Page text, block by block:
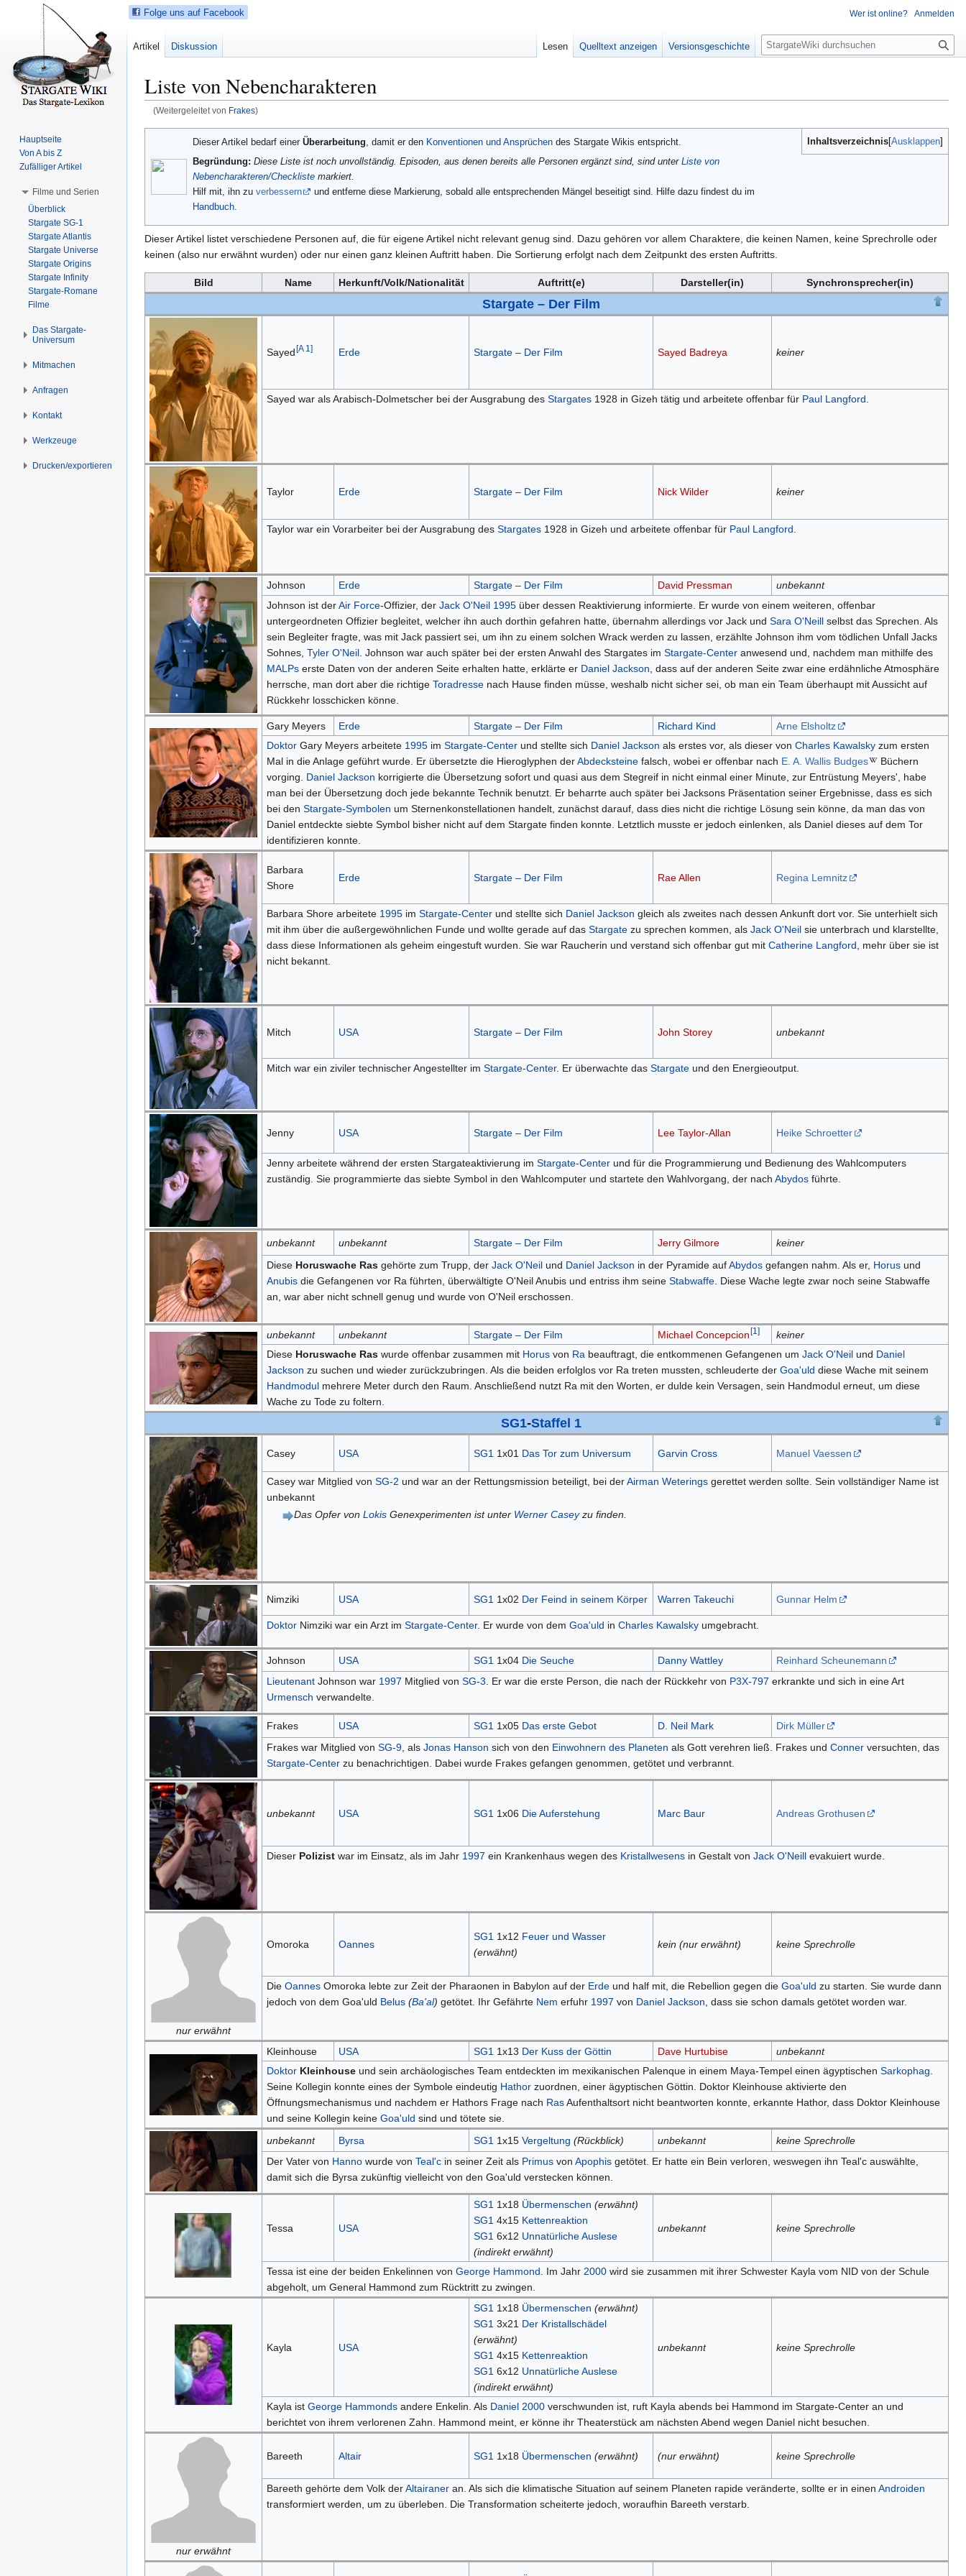
Liste von Nebencharakteren
(Weitergeleitet von Frakes)
g
a
i
e
s
r
Ausklappen
Inhaltsverzeichnis
Dieser Artikel bedarf einer Überarbeitung , damit er den Konventionen und Ansprüchen des Stargate Wikis entspricht.
Begründung: Diese Liste ist noch unvollständig. Episoden, aus denen bereits alle Personen ergänzt sind, sind unter Liste von
Nebencharakteren/Checkliste markiert.
Hilf mit, ihn zu verbessern
und entferne diese Markierung, sobald alle entsprechenden Mängel beseitigt sind. Hilfe dazu findest du im
Handbuch.
Dieser Artikel listet verschiedene Personen auf, die für eigene Artikel nicht relevant genug sind. Dazu gehören vor allem Charaktere, die keinen Namen, keine Sprechrolle oder
keinen (also nur erwähnt wurden) oder nur einen ganz kleinen Auftritt haben. Die Sortierung erfolgt nach dem Zeitpunkt des ersten Auftritts.
Bild Name Herkunft/Volk/Nationalität Auftritt(e) Darsteller(in) Synchronsprecher(in)
Stargate – Der Film
Sayed[A 1 ] Erde Stargate – Der Film Sayed Badreya keiner
Sayed war als Arabisch-Dolmetscher bei der Ausgrabung des Stargates1928 in Gizeh tätig und arbeitete offenbar für Paul Langford
Taylor Erde Stargate – Der Film Nick Wilder keiner
Taylor war ein Vorarbeiter bei der Ausgrabung des Stargates1928 in Gizeh und arbeitete offenbar für Paul Langford
Johnson Erde Stargate – Der Film David Pressman
unbekannt
Johnson ist derAir Force-Offizier, der Jack O'Neil 1995über dessen Reaktivierung informierte. Er wurde von einem weiteren, offenbar
untergeordneten Offizier begleitet, welcher ihn auch dorthin gefahren hatte, übernahm allerdings vor Jack und Sara O'Neillselbst das Sprechen. Als
sein Begleiter fragte, was mit Jack passiert sei, um ihn zu einem solchen Wrack werden zu lassen, erzählte Johnson ihm vom tödlichen Unfall Jacks
Sohnes, Tyler O'Neil. Johnson war auch später bei der ersten Anwahl des Stargates im Stargate-Centeranwesend und, nachdem man mithilfe des
MALPserste Daten von der anderen Seite erhalten hatte, erklärte er Daniel Jackson , dass auf der anderen Seite zwar eine erdähnliche Atmosphäre
herrsche, man dort aber die richtige Toradressenach Hause finden müsse, weshalb nicht sicher sei, ob man ein Team überhaupt mit Aussicht auf
Rückkehr losschicken könne.
Gary Meyers Erde Stargate – Der Film Richard Kind
Arne Elsholtz
DoktorGary Meyers arbeitete 1995im Stargate-Centerund stellte sich Daniel Jackson als erstes vor, als dieser von Charles Kawalskyzum ersten
Mal in die Anlage geführt wurde. Er übersetzte die Hieroglyphen derAbdecksteinefalsch, wobei er offenbar nach E. A. Wallis Budges
Büchern
vorging. Daniel Jackson korrigierte die Übersetzung sofort und quasi aus dem Stegreif in nicht einmal einer Minute, zur Entrüstung Meyers', habe
man bei der Übersetzung doch jede bekannte Technik benutzt. Er beharrte auch später bei Jacksons Präsentation seiner Ergebnisse, dass es sich
bei den Stargate-Symbolen um Sternenkonstellationen handelt, zunächst darauf, dass dies nicht die richtige Lösung sein könne, da man das von
Daniel entdeckte siebte Symbol bisher nicht auf dem Stargate finden konnte. Letztlich musste er jedoch einlenken, als Daniel dieses auf dem Tor
identifizieren konnte.
Barbara
Shore
Erde Stargate – Der Film Rae Allen Regina Lemnitz
Barbara Shore arbeitete 1995im Stargate-Centerund stellte sich Daniel Jackson gleich als zweites nach dessen Ankunft dort vor. Sie unterhielt sich
mit ihm über die außergewöhnlichen Funde und wollte gerade auf das Stargatezu sprechen kommen, als Jack O'Neilsie unterbrach und klarstellte,
dass diese Informationen als geheim eingestuft wurden. Sie war Raucherin und verstand sich offenbar gut mit Catherine Langford , mehr über sie ist
nicht bekannt.
Mitch USA Stargate – Der Film John Storey unbekannt
Mitch war ein ziviler technischer Angestellter im Stargate-Center. Er überwachte das Stargateund den Energieoutput.
Jenny USA Stargate – Der Film Lee Taylor-Allan Heike Schroetter
Jenny arbeitete während der ersten Stargateaktivierung im Stargate-Centerund für die Programmierung und Bedienung des Wahlcomputers
zuständig. Sie programmierte das siebte Symbol in den Wahlcomputer und startete den Wahlvorgang, der nach Abydosführte.
unbekannt unbekannt Stargate – Der Film Jerry Gilmore
keiner
Diese Horuswache Rasgehörte zum Trupp, der Jack O'Neilund Daniel Jackson in der Pyramide aufAbydosgefangen nahm. Als er, Horusund
Anubisdie Gefangenen vor Ra führten, überwältigte O'Neil Anubis und entriss ihm seine Stabwaffe. Diese Wache legte zwar noch seine Stabwaffe
an, war aber nicht schnell genug und wurde von O'Neil erschossen.
unbekannt unbekannt Stargate – Der Film Michael Concepcion[1 ]
keiner
Diese Horuswache Raswurde offenbar zusammen mit Horusvon Ra beauftragt, die entkommenen Gefangenen um Jack O'Neilund Daniel
Jackson zu suchen und wieder zurückzubringen. Als die beiden erfolglos vor Ra treten mussten, schleuderte der Goa'uld diese Wache mit seinem
Handmodulmehrere Meter durch den Raum. Anschließend nutzt Ra mit den Worten, er dulde kein Versagen, sein Handmodul erneut, um diese
Wache zu Tode zu foltern.
SG1-Staffel 1
Casey USA SG1 1x01 Das Tor zum Universum Garvin Cross Manuel Vaessen
Casey war Mitglied von SG-2 und war an der Rettungsmission beteiligt, bei derAirman Weteringsgerettet werden sollte. Sein vollständiger Name ist
unbekannt
Das Opfer von LokisGenexperimenten ist unter Werner Caseyzu finden.
Nimziki USA SG1 1x02 Der Feind in seinem Körper Warren Takeuchi Gunnar Helm
DoktorNimziki war ein Arzt im Stargate-Center. Er wurde von dem Goa'uld in Charles Kawalskyumgebracht.
Johnson USA SG1 1x04 Die Seuche Danny Wattley
Reinhard Scheunemann
LieutenantJohnson war 1997 Mitglied von SG-3 . Er war die erste Person, die nach der Rückkehr von P3X-797 erkrankte und sich in eine Art
Urmensch verwandelte.
Frakes USA SG1 1x05 Das erste Gebot D. Neil Mark
Dirk Müller
Frakes war Mitglied von SG-9, als Jonas Hanson sich von den Einwohnern des Planeten als Gott verehren ließ. Frakes und Connerversuchten, das
Stargate-Centerzu benachrichtigen. Dabei wurde Frakes gefangen genommen, getötet und verbrannt.
unbekannt USA SG1 1x06 Die Auferstehung Marc Baur Andreas Grothusen
Dieser Polizistwar im Einsatz, als im Jahr 1997 ein Krankenhaus wegen des Kristallwesensin Gestalt von Jack O'Neillevakuiert wurde.
nur erwähnt
Omoroka Oannes
SG1 1x12 Feuer und Wasser
(erwähnt)
kein (nur erwähnt) keine Sprechrolle
Die OannesOmoroka lebte zur Zeit der Pharaonen in Babylon auf der Erdeund half mit, die Rebellion gegen die Goa'uld zu starten. Sie wurde dann
jedoch von dem Goa'uld Belus (Ba'al) getötet. Ihr Gefährte Nem erfuhr 1997 von Daniel Jackson , dass sie schon damals getötet worden war.
Kleinhouse USA SG1 1x13 Der Kuss der Göttin Dave Hurtubise
unbekannt
Doktor Kleinhouseund sein archäologisches Team entdeckten im mexikanischen Palenque in einem Maya-Tempel einen ägyptischen Sarkophag
Seine Kollegin konnte eines der Symbole eindeutig Hathorzuordnen, einer ägyptischen Göttin. Doktor Kleinhouse aktivierte den
Öffnungsmechanismus und nachdem er Hathors Frage nach RasAufenthaltsort nicht beantworten konnte, erkannte Hathor, dass Doktor Kleinhouse
und seine Kollegin keine Goa'uld sind und tötete sie.
unbekannt
Byrsa SG1 1x15 Vergeltung (Rückblick) unbekannt
keine Sprechrolle
Der Vater von Hannowurde von Teal'cin seiner Zeit als Primusvon Apophisgetötet. Er hatte ein Bein verloren, weswegen ihn Teal'c auswählte,
damit sich die Byrsa zukünftig vielleicht von den Goa'uld verstecken können.
Tessa USA
SG1 1x18 Übermenschen (erwähnt)
SG1 4x15 Kettenreaktion
SG1 6x12 Unnatürliche Auslese
(indirekt erwähnt)
unbekannt keine Sprechrolle
Tessa ist eine der beiden Enkelinnen von George Hammond . Im Jahr 2000wird sie zusammen mit ihrer Schwester Kayla vom NID von der Schule
abgeholt, um General Hammond zum Rücktritt zu zwingen.
Kayla USA
SG1 1x18 Übermenschen (erwähnt)
SG1 3x21 Der Kristallschädel
(erwähnt)
SG1 4x15 Kettenreaktion
SG1 6x12 Unnatürliche Auslese
(indirekt erwähnt)
unbekannt keine Sprechrolle
Kayla ist George Hammondsandere Enkelin. Als Daniel 2000verschwunden ist, ruft Kayla abends bei Hammond im Stargate-Center an und
berichtet von ihrem verlorenen Zahn. Hammond meint, er könne ihr Theaterstück am nächsten Abend wegen Daniel nicht besuchen.
nur erwähnt
Bareeth Altair SG1 1x18 Übermenschen (erwähnt) (nur erwähnt) keine Sprechrolle
Bareeth gehörte dem Volk derAltairaneran. Als sich die klimatische Situation auf seinem Planeten rapide veränderte, sollte er in einen Androiden
transformiert werden, um zu überleben. Die Transformation scheiterte jedoch, woraufhin Bareeth verstarb.
Folge uns auf Facebook Wer ist online? Anmelden
Artikel Diskussion Lesen Quelltext anzeigen Versionsgeschichte
S
u
e
Hauptseite
Von A bis Z
Zufälliger Artikel
Filme und Serien
Überblick
Stargate SG-1
Stargate Atlantis
Stargate Universe
Stargate Origins
Stargate Infinity
Stargate-Romane
Filme
Das Stargate-
Universum
Mitmachen
Anfragen
Kontakt
Werkzeuge
Drucken/­exportieren